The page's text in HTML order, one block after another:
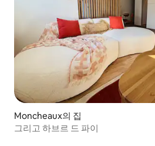
Moncheaux의 집
그리고 하브르 드 파이